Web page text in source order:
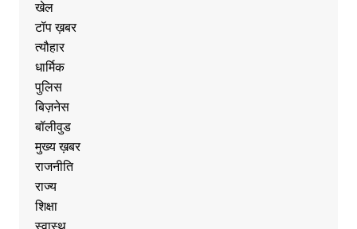
खेल
टॉप ख़बर
त्यौहार
धार्मिक
पुलिस
बिज़नेस
बॉलीवुड
मुख्य ख़बर
राजनीति
राज्य
शिक्षा